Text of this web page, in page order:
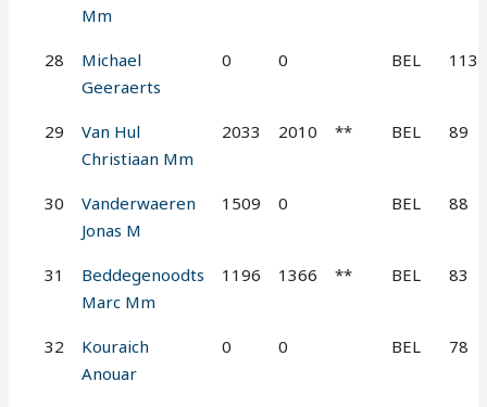
Mm
28
Michael
Geeraerts
0 0 BEL 113
29
Van Hul
Christiaan Mm
2033 2010 ** BEL 89
30
Vanderwaeren
Jonas M
1509 0 BEL 88
31
Beddegenoodts
Marc Mm
1196 1366 ** BEL 83
32
Kouraich
Anouar
0 0 BEL 78